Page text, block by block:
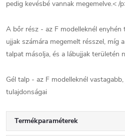
pedig kevésbé vannak megemelve.< /
A bőr rész - az F modelleknél enyhén
ujjak számára megemelt résszel, míg
talpat másolja, és a lábujjak területén
Gél talp - az F modelleknél
tulajdonságai
Termékparaméterek